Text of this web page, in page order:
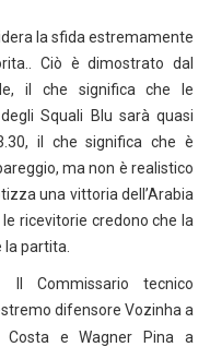
la sfida estremamente
Ciò è dimostrato dal
il che significa che le
Squali Blu sarà quasi
il che significa che è
ma non è realistico
una vittoria dell’Arabia
ricevitorie credono che la
partita.
Il Commissario tecnico
difensore Vozinha a
Costa e Wagner Pina a